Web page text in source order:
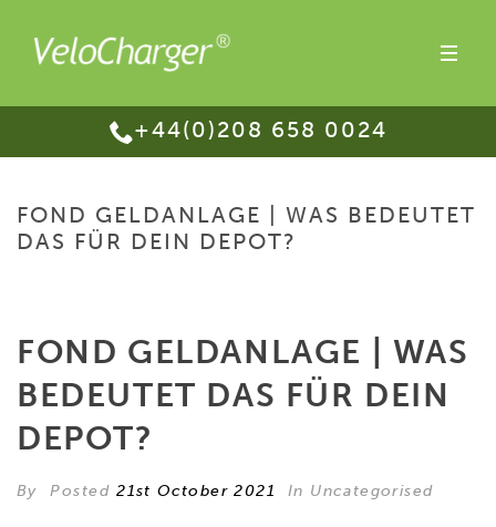
+44(0)208 658 0024
FOND GELDANLAGE | WAS BEDEUTET
DAS FÜR DEIN DEPOT?
FOND GELDANLAGE | WAS
BEDEUTET DAS FÜR DEIN
DEPOT?
By Posted21st October 2021 In Uncategorised